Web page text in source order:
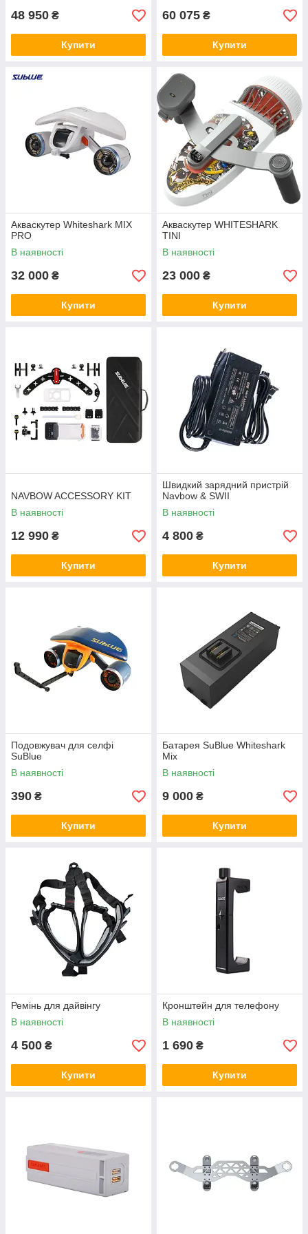
48 950 ₴
Купити
60 075 ₴
Купити
Акваскутер Whiteshark MIX
PRO
В наявності
32 000 ₴
Купити
Акваскутер WHITESHARK
TINI
В наявності
23 000 ₴
Купити
NAVBOW ACCESSORY KIT
В наявності
12 990 ₴
Купити
Швидкий зарядний пристрій
Navbow & SWII
В наявності
4 800 ₴
Купити
Подовжувач для селфі
SuBlue
В наявності
390 ₴
Купити
Батарея SuBlue Whiteshark
Mix
В наявності
9 000 ₴
Купити
Ремінь для дайвінгу
В наявності
4 500 ₴
Купити
Кронштейн для телефону
В наявності
1 690 ₴
Купити